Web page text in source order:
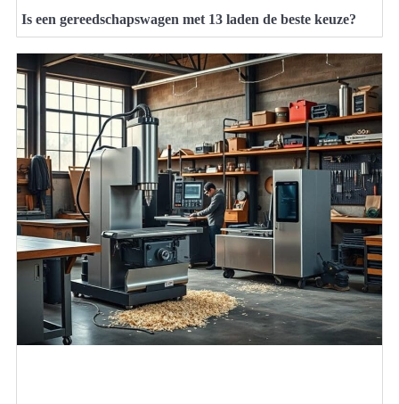
Is een gereedschapswagen met 13 laden de beste keuze?